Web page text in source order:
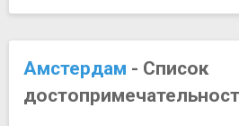
Амстердам - Список